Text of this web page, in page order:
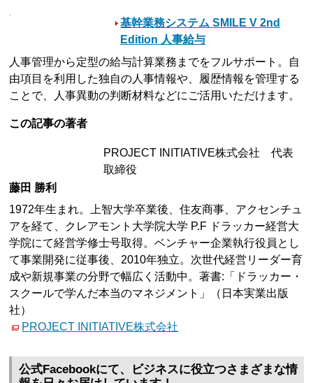
基幹業務システム SMILE V 2nd
Edition 人事給与
人事管理から定型の給与計算業務までをフルサポート。自
由項目を利用した独自の人事情報や、履歴情報を管理する
ことで、人事異動の判断材料などにご活用いただけます。
この記事の著者
PROJECT INITIATIVE株式会社 代表
取締役
藤田 勝利
1972年生まれ。上智大学卒業後、住友商事、アクセンチュ
アを経て、クレアモント大学院大学 P.F ドラッカー経営大
学院にて経営学修士号取得。ベンチャー企業執行役員とし
て事業開発に従事後、2010年独立。次世代経営リーダー育
成や新規事業の分野で幅広く活動中。著書:「ドラッカー・
スクールで学んだ本当のマネジメント」（日本実業出版
社）
PROJECT INITIATIVE株式会社
公式Facebookにて、ビジネスに役立つさまざまな情